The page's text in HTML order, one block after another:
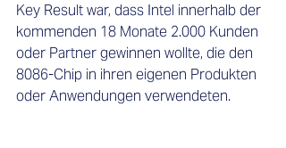
Key Result war, dass Intel innerhalb der
kommenden 18 Monate 2.000 Kunden
oder Partner gewinnen wollte, die den
8086-Chip in ihren eigenen Produkten
oder Anwendungen verwendeten.